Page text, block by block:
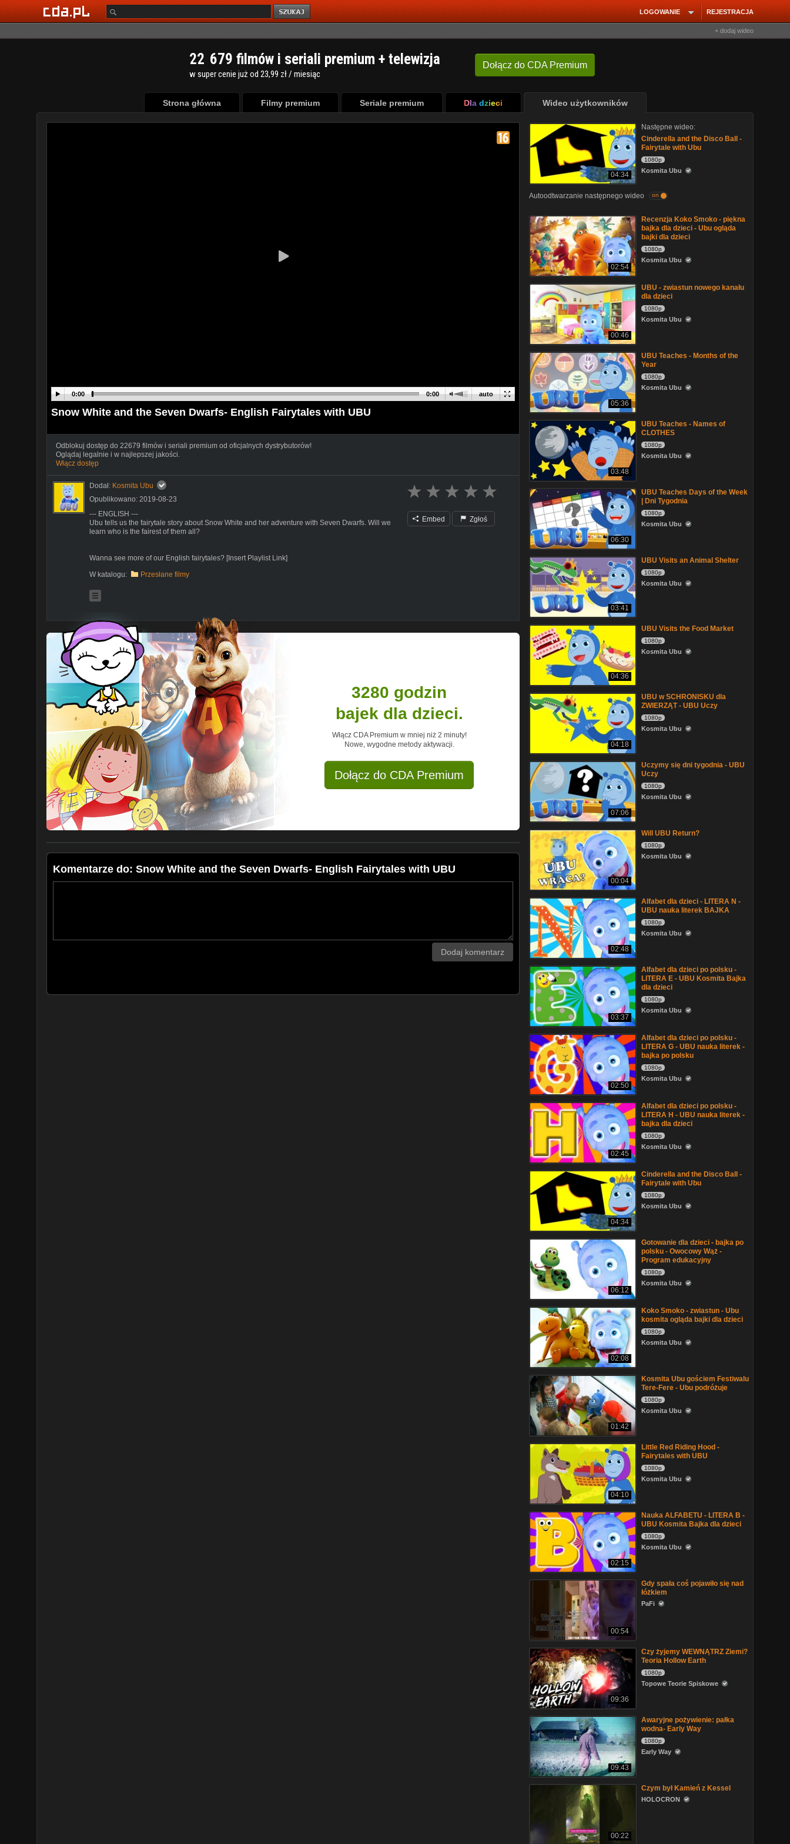
REJESTRACJA
LOGOWANIE
+ dodaj wideo
Dołącz do CDA Premium
22 679 filmów i seriali premium + telewizja
w super cenie już od 23,99 zł / miesiąc
Strona główna Filmy premium Seriale premium Dla dzieci Wideo użytkowników
auto
0:00 0:00
Snow White and the Seven Dwarfs- English Fairytales with UBU
Odblokuj dostęp do 22679 filmów i seriali premium od oficjalnych dystrybutorów!
Oglądaj legalnie i w najlepszej jakości.
Włącz dostęp
Dodał: Kosmita Ubu
Opublikowano: 2019-08-23
--- ENGLISH ---
Ubu tells us the fairytale story about Snow White and her adventure with Seven Dwarfs. Will we
learn who is the fairest of them all?
Wanna see more of our English fairytales? [Insert Playlist Link]
W katalogu:
Przesłane filmy
Embed Zgłoś
3280 godzin
bajek dla dzieci.
Włącz CDA Premium w mniej niż 2 minuty!
Nowe, wygodne metody aktywacji.
Dołącz do CDA Premium
Komentarze do: Snow White and the Seven Dwarfs- English Fairytales with UBU
Dodaj komentarz
04:34
Następne wideo:
Cinderella and the Disco Ball -
Fairytale with Ubu
1080p
Kosmita Ubu
Autoodtwarzanie następnego wideo on
02:54
Recenzja Koko Smoko - piękna
bajka dla dzieci - Ubu ogląda
bajki dla dzieci
1080p
Kosmita Ubu
00:46
UBU - zwiastun nowego kanału
dla dzieci
1080p
Kosmita Ubu
05:36
UBU Teaches - Months of the
Year
1080p
Kosmita Ubu
03:48
UBU Teaches - Names of
CLOTHES
1080p
Kosmita Ubu
06:30
UBU Teaches Days of the Week
| Dni Tygodnia
1080p
Kosmita Ubu
03:41
UBU Visits an Animal Shelter
1080p
Kosmita Ubu
04:36
UBU Visits the Food Market
1080p
Kosmita Ubu
04:18
UBU w SCHRONISKU dla
ZWIERZĄT - UBU Uczy
1080p
Kosmita Ubu
07:06
Uczymy się dni tygodnia - UBU
Uczy
1080p
Kosmita Ubu
00:04
Will UBU Return?
1080p
Kosmita Ubu
02:48
Alfabet dla dzieci - LITERA N -
UBU nauka literek BAJKA
1080p
Kosmita Ubu
03:37
Alfabet dla dzieci po polsku -
LITERA E - UBU Kosmita Bajka
dla dzieci
1080p
Kosmita Ubu
02:50
Alfabet dla dzieci po polsku -
LITERA G - UBU nauka literek -
bajka po polsku
1080p
Kosmita Ubu
02:45
Alfabet dla dzieci po polsku -
LITERA H - UBU nauka literek -
bajka dla dzieci
1080p
Kosmita Ubu
04:34
Cinderella and the Disco Ball -
Fairytale with Ubu
1080p
Kosmita Ubu
06:12
Gotowanie dla dzieci - bajka po
polsku - Owocowy Wąż -
Program edukacyjny
1080p
Kosmita Ubu
02:08
Koko Smoko - zwiastun - Ubu
kosmita ogląda bajki dla dzieci
1080p
Kosmita Ubu
01:42
Kosmita Ubu gościem Festiwalu
Tere-Fere - Ubu podróżuje
1080p
Kosmita Ubu
04:10
Little Red Riding Hood -
Fairytales with UBU
1080p
Kosmita Ubu
02:15
Nauka ALFABETU - LITERA B -
UBU Kosmita Bajka dla dzieci
1080p
Kosmita Ubu
00:54
Gdy spała coś pojawiło się nad
łóżkiem
PaFi
09:36
Czy żyjemy WEWNĄTRZ Ziemi?
Teoria Hollow Earth
1080p
Topowe Teorie Spiskowe
09:43
Awaryjne pożywienie: pałka
wodna- Early Way
1080p
Early Way
00:22
Czym był Kamień z Kessel
HOLOCRON